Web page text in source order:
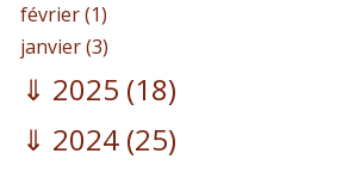
février (1)
janvier (3)
2025 (18)
2024 (25)